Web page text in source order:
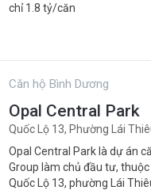
chỉ 1.8 tỷ/căn
Căn hộ Bình Dương
Opal Central Park
Quốc Lộ 13, Phường Lái
Opal Central Park là dự án
Group làm chủ đầu tư,
Quốc Lộ 13, phường Lái